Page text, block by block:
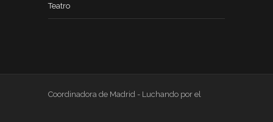
Teatro
Coordinadora de Madrid - Luchando por el